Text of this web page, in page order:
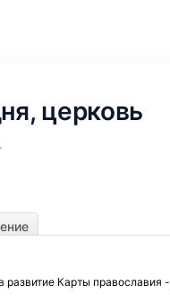
церковь
развитие Карты православия -